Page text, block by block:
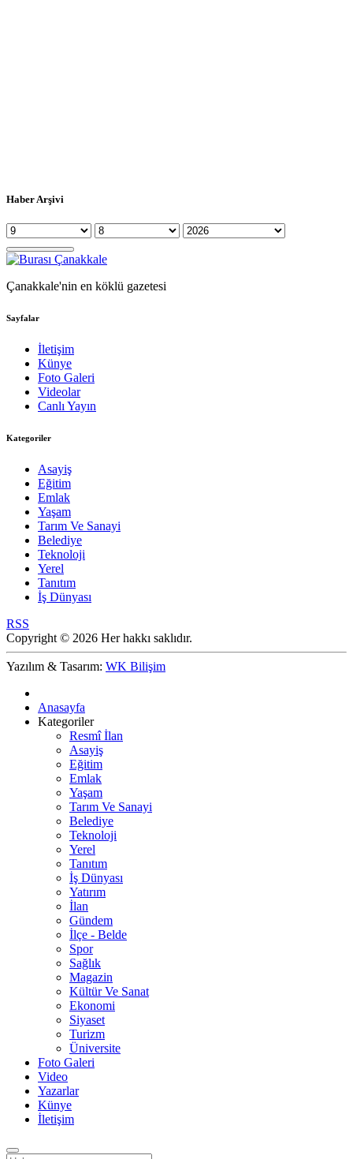
Haber Arşivi
Çanakkale'nin en köklü gazetesi
Sayfalar
İletişim
Künye
Foto Galeri
Videolar
Canlı Yayın
Kategoriler
Asayiş
Eğitim
Emlak
Yaşam
Tarım Ve Sanayi
Belediye
Teknoloji
Yerel
Tanıtım
İş Dünyası
RSS
Copyright © 2026 Her hakkı saklıdır.
Yazılım & Tasarım: WK Bilişim
Anasayfa
Kategoriler
Resmî İlan
Asayiş
Eğitim
Emlak
Yaşam
Tarım Ve Sanayi
Belediye
Teknoloji
Yerel
Tanıtım
İş Dünyası
Yatırım
İlan
Gündem
İlçe - Belde
Spor
Sağlık
Magazin
Kültür Ve Sanat
Ekonomi
Siyaset
Turizm
Üniversite
Foto Galeri
Video
Yazarlar
Künye
İletişim